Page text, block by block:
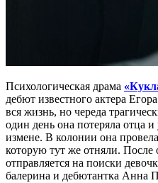
Психологическая драма
дебют известного актера
вся жизнь, но череда
один день она потеряла отца
измене. В колонии она
которую тут же отняли. После
отправляется на поиски
балерина и дебютантка Анна